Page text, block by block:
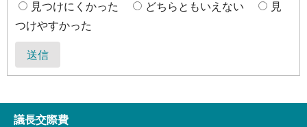
見つけにくかった
どちらともいえない
見
つけやすかった
送信
議長交際費